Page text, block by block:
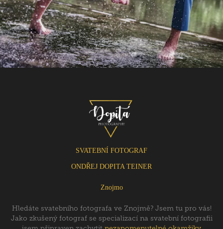
SVATEBNÍ FOTOGRAF
ONDŘEJ DOPITA TEINER
Znojmo
Hledáte svatebního fotografa ve Znojmě? Jsem tu pro vás!
Jako zkušený fotograf se specializací na svatební fotografii